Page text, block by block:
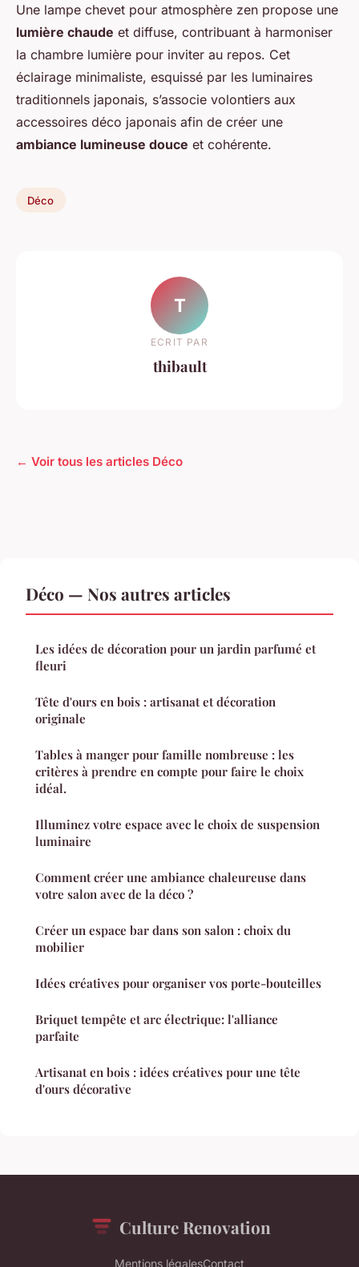
Une lampe chevet pour atmosphère zen propose une
lumière chaude et diffuse, contribuant à harmoniser
la chambre lumière pour inviter au repos. Cet
éclairage minimaliste, esquissé par les luminaires
traditionnels japonais, s’associe volontiers aux
accessoires déco japonais afin de créer une
ambiance lumineuse douce et cohérente.
Déco
T
ECRIT PAR
thibault
← Voir tous les articles Déco
Déco — Nos autres articles
Les idées de décoration pour un jardin parfumé et
fleuri
Tête d'ours en bois : artisanat et décoration
originale
Tables à manger pour famille nombreuse : les
critères à prendre en compte pour faire le choix
idéal.
Illuminez votre espace avec le choix de suspension
luminaire
Comment créer une ambiance chaleureuse dans
votre salon avec de la déco ?
Créer un espace bar dans son salon : choix du
mobilier
Idées créatives pour organiser vos porte-bouteilles
Briquet tempête et arc électrique: l'alliance
parfaite
Artisanat en bois : idées créatives pour une tête
d'ours décorative
Culture Renovation
Mentions légalesContact